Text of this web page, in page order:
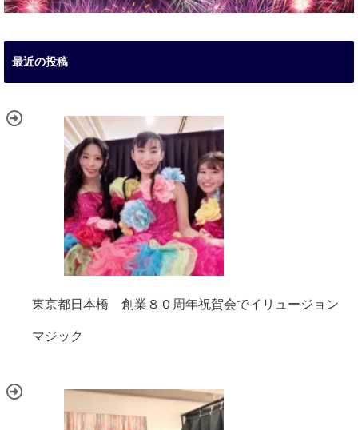
最近の投稿
東京都日本橋 創業８０周年祝賀会でイリュージョン
マジック